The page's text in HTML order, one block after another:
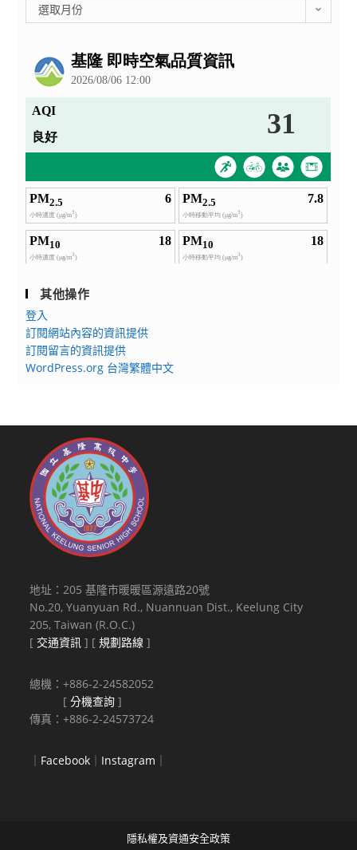
整
選取月份
其他操作
登入
訂閱網站內容的資訊提供
訂閱留言的資訊提供
WordPress.org 台灣繁體中文
地址：205 基隆市暖暖區源遠路20號
No.20, Yuanyuan Rd., Nuannuan Dist., Keelung City
205, Taiwan (R.O.C.)
[ 交通資訊 ] [規劃路線 ]
總機：+886-2-24582052
[分機查詢 ]
傳真：+886-2-24573724
｜ Facebook ｜ Instagram ｜
隱私權及資通安全政策